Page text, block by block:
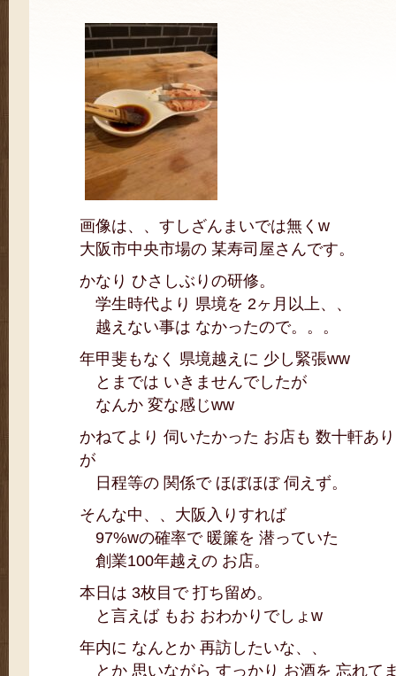
画像は、、すしざんまいでは無くw
大阪市中央市場の 某寿司屋さんです。
かなり ひさしぶりの研修。
学生時代より 県境を 2ヶ月以上、、
越えない事は なかったので。。。
年甲斐もなく 県境越えに 少し緊張ww
とまでは いきませんでしたが
なんか 変な感じww
かねてより 伺いたかった お店も 数十軒あ
が
日程等の 関係で ほぼほぼ 伺えず。
そんな中、、大阪入りすれば
97%wの確率で 暖簾を 潜っていた
創業100年越えの お店。
本日は 3枚目で 打ち留め。
と言えば もお おわかりでしょw
年内に なんとか 再訪したいな、、
とか 思いながら すっかり お酒を 忘れて